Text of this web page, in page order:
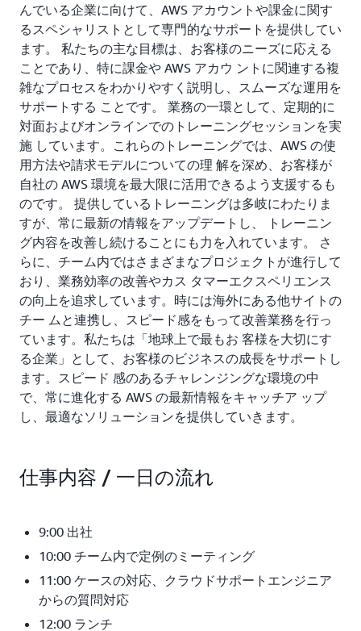
んでいる企業に向けて、AWS アカウントや課金に関す
るスペシャリストとして専門的なサポートを提供してい
ます。 私たちの主な目標は、お客様のニーズに応える
ことであり、特に課金や AWS アカウ ントに関連する複
雑なプロセスをわかりやすく説明し、スムーズな運用を
サポートする ことです。 業務の一環として、定期的に
対面およびオンラインでのトレーニングセッションを実
施 しています。これらのトレーニングでは、AWS の使
用方法や請求モデルについての理 解を深め、お客様が
自社の AWS 環境を最大限に活用できるよう支援するも
のです。 提供しているトレーニングは多岐にわたりま
すが、常に最新の情報をアップデートし、 トレーニン
グ内容を改善し続けることにも力を入れています。 さ
らに、チーム内ではさまざまなプロジェクトが進行して
おり、業務効率の改善やカス タマーエクスペリエンス
の向上を追求しています。時には海外にある他サイトの
チー ムと連携し、スピード感をもって改善業務を行っ
ています。私たちは「地球上で最もお 客様を大切にす
る企業」として、お客様のビジネスの成長をサポートし
ます。スピード 感のあるチャレンジングな環境の中
で、常に進化する AWS の最新情報をキャッチア ップ
し、最適なソリューションを提供していきます。
仕事内容 / 一日の流れ
9:00 出社
10:00 チーム内で定例のミーティング
11:00 ケースの対応、クラウドサポートエンジニア
からの質問対応
12:00 ランチ